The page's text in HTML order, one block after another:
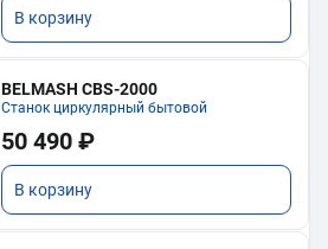
В корзину
BELMASH CBS-2000
Станок циркулярный бытовой
50 490 ₽
В корзину